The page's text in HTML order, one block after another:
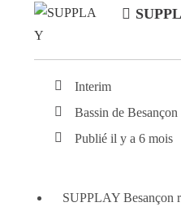
Interim
Bassin de Besançon
Publié il y a 6 mois
SUPPLAY Besançon